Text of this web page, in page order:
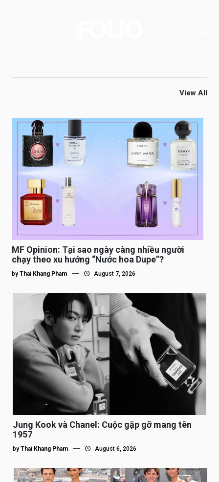
View All
MF Opinion: Tại sao ngày càng nhiều người
chạy theo xu hướng “Nước hoa Dupe”?
by Thai Khang Pham August 7, 2026
Jung Kook và Chanel: Cuộc gặp gỡ mang tên
1957
by Thai Khang Pham August 6, 2026